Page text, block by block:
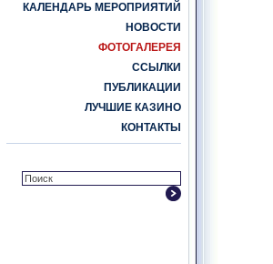
КАЛЕНДАРЬ МЕРОПРИЯТИЙ
НОВОСТИ
ФОТОГАЛЕРЕЯ
ССЫЛКИ
ПУБЛИКАЦИИ
ЛУЧШИЕ КАЗИНО
КОНТАКТЫ